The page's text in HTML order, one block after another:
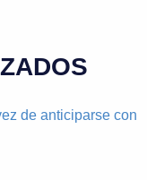
de anticiparse con